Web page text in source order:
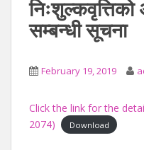
निःशुल्कवृत्तिको
सम्बन्धी सूचना
February 19, 2019
Click the link for the
2074)
Download